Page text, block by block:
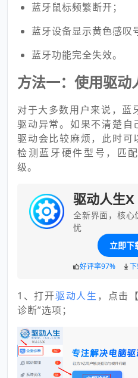
蓝牙鼠标频繁断开；
蓝牙设备显示黄色感叹
蓝牙功能完全失效。
方法一：使用驱动
对于大多数用户来说，蓝
驱动异常。如果不清楚自
驱动会比较麻烦，此时可
检测蓝牙硬件型号，匹
级。
驱动人生X
全新界面，核心
忧
立即下
好评率97%
1、打开驱动人生 ，点击
诊断”选项；